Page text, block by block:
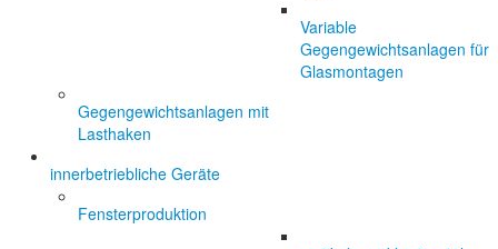
Variable
Gegengewichtsanlagen für
Glasmontagen
Gegengewichtsanlagen mit
Lasthaken
innerbetriebliche Geräte
Fensterproduktion